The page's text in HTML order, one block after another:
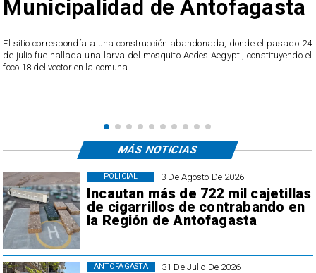
Municipalidad de Antofagasta
El sitio correspondía a una construcción abandonada, donde el pasado 24
de julio fue hallada una larva del mosquito Aedes Aegypti, constituyendo el
foco 18 del vector en la comuna.
3 De Agosto De 2026
Incautan más de 722 mil cajetillas
de cigarrillos de contrabando en
la Región de Antofagasta
POLICIAL
31 De Julio De 2026
ANTOFAGASTA
MÁS NOTICIAS